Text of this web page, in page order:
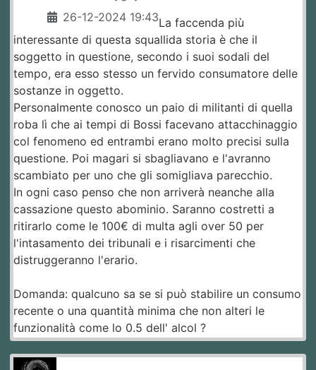
26-12-2024 19:43La faccenda più
interessante di questa squallida storia è che il
soggetto in questione, secondo i suoi sodali del
tempo, era esso stesso un fervido consumatore delle
sostanze in oggetto.
Personalmente conosco un paio di militanti di quella
roba lì che ai tempi di Bossi facevano attacchinaggio
col fenomeno ed entrambi erano molto precisi sulla
questione. Poi magari si sbagliavano e l'avranno
scambiato per uno che gli somigliava parecchio.
In ogni caso penso che non arriverà neanche alla
cassazione questo abominio. Saranno costretti a
ritirarlo come le 100€ di multa agli over 50 per
l'intasamento dei tribunali e i risarcimenti che
distruggeranno l'erario.
Domanda: qualcuno sa se si può stabilire un consumo
recente o una quantità minima che non alteri le
funzionalità come lo 0.5 dell' alcol ?